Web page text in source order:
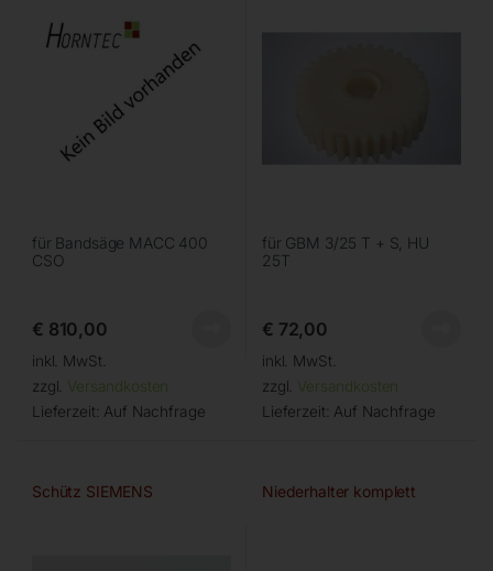
für Bandsäge MACC 400
CSO
€ 810,00
inkl. MwSt.
zzgl. Versandkosten
Lieferzeit: Auf Nachfrage
für GBM 3/25 T + S, HU
25T
€ 72,00
inkl. MwSt.
zzgl. Versandkosten
Lieferzeit: Auf Nachfrage
Schütz SIEMENS Niederhalter komplett